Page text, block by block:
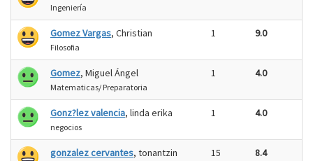
Ingeniería
Gomez Vargas, Christian
Filosofia
1 9.0
Gomez, Miguel Ángel
Matematicas/ Preparatoria
1 4.0
Gonz?lez valencia, linda erika
negocios
1 4.0
gonzalez cervantes, tonantzin 15 8.4